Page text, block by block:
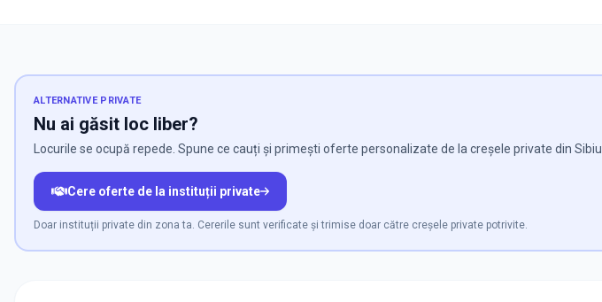
ALTERNATIVE PRIVATE
Nu ai găsit loc liber?
Locurile se ocupă repede. Spune ce cauți și primești oferte personalizate de la creșele private din Sibiu.
Cere oferte de la instituții private
Doar instituții private din zona ta. Cererile sunt verificate și trimise doar către creșele private potrivite.